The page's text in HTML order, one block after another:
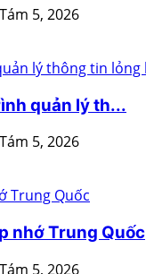
5, 2026
quản lý th...
5, 2026
nhớ Trung Quốc
5, 2026